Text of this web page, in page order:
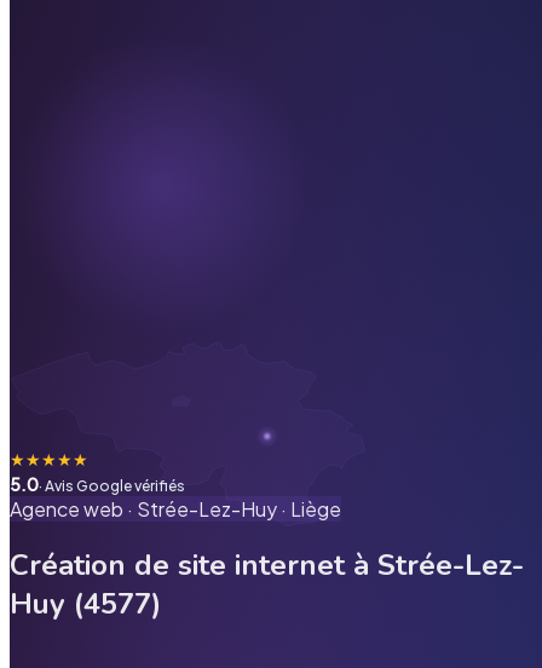
★★★★★
5.0· Avis Google vérifiés
Agence web · Strée-Lez-Huy· Liège
Création de site internet à Strée-Lez-
Huy (4577)